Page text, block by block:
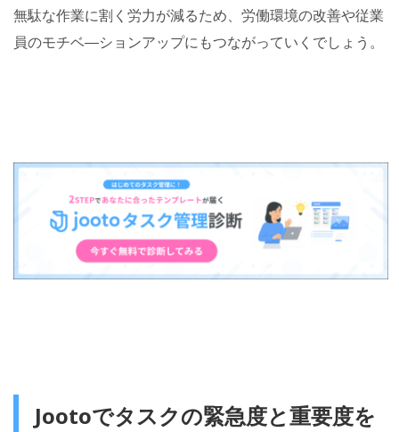
無駄な作業に割く労力が減るため、労働環境の改善や従業
員のモチベ―ションアップにもつながっていくでしょう。
Jootoでタスクの緊急度と重要度を